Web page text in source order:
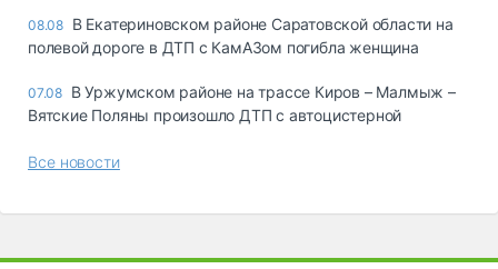
08.08 В Екатериновском районе Саратовской области на
полевой дороге в ДТП с КамАЗом погибла женщина
07.08 В Уржумском районе на трассе Киров – Малмыж –
Вятские Поляны произошло ДТП с автоцистерной
Все новости